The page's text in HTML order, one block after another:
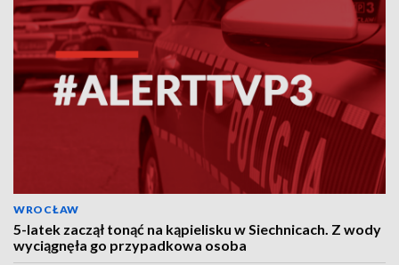
WROCŁAW
5-latek zaczął tonąć na kąpielisku w Siechnicach. Z wody
wyciągnęła go przypadkowa osoba